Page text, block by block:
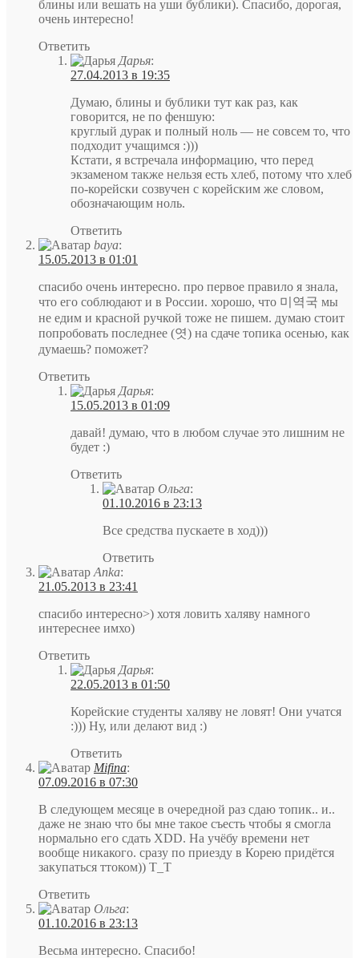
блины или вешать на уши бублики). Спасибо, дорогая,
очень интересно!
Ответить
Дарья:
27.04.2013 в 19:35
Думаю, блины и бублики тут как раз, как
говорится, не по феншую:
круглый дурак и полный ноль — не совсем то, что
подходит учащимся :)))
Кстати, я встречала информацию, что перед
экзаменом также нельзя есть хлеб, потому что хлеб
по-корейски созвучен с корейским же словом,
обозначающим ноль.
Ответить
baya:
15.05.2013 в 01:01
спасибо очень интересно. про первое правило я знала,
что его соблюдают и в России. хорошо, что 미역국 мы
не едим и красной ручкой тоже не пишем. думаю стоит
попробовать последнее (엿) на сдаче топика осенью, как
думаешь? поможет?
Ответить
Дарья:
15.05.2013 в 01:09
давай! думаю, что в любом случае это лишним не
будет :)
Ответить
Ольга:
01.10.2016 в 23:13
Все средства пускаете в ход)))
Ответить
Anka:
21.05.2013 в 23:41
спасибо интересно>) хотя ловить халяву намного
интереснее имхо)
Ответить
Дарья:
22.05.2013 в 01:50
Корейские студенты халяву не ловят! Они учатся
:))) Ну, или делают вид :)
Ответить
Mifina:
07.09.2016 в 07:30
В следующем месяце в очередной раз сдаю топик.. и..
даже не знаю что бы мне такое съесть чтобы я смогла
нормально его сдать XDD. На учёбу времени нет
вообще никакого. сразу по приезду в Корею придётся
закупаться ттоком)) T_T
Ответить
Ольга:
01.10.2016 в 23:13
Весьма интересно. Спасибо!